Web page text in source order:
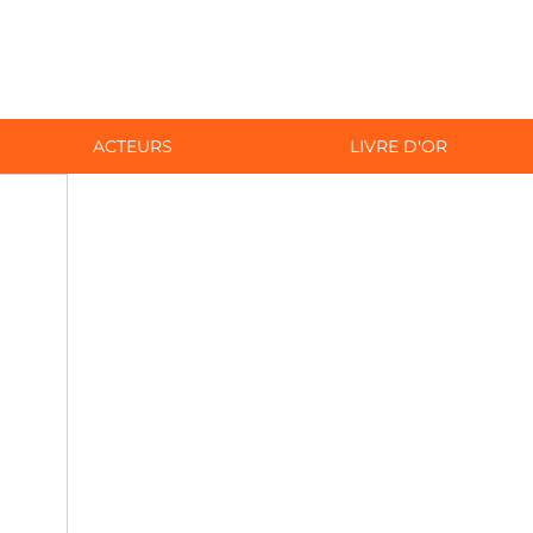
ACTEURS LIVRE D'OR